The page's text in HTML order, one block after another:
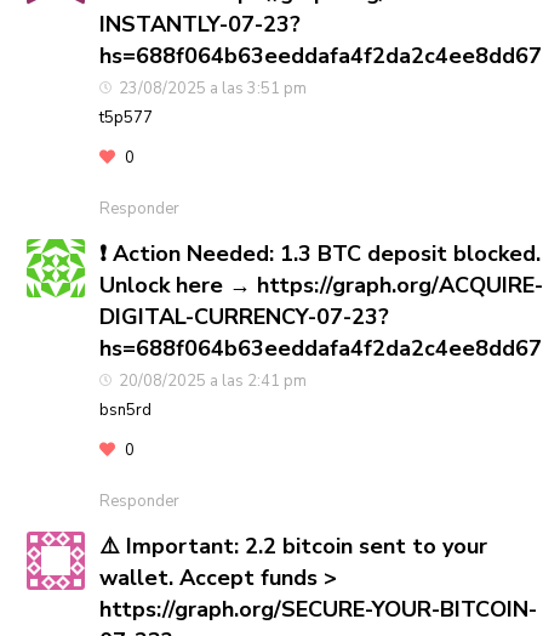
INSTANTLY-07-23?
23/08/2025 a las 3:51 pm
t5p577
0
Responder
❗ Action Needed: 1.3 BTC deposit blocked.
Unlock here → https://graph.org/ACQUIRE-
DIGITAL-CURRENCY-07-23?
20/08/2025 a las 2:41 pm
bsn5rd
0
Responder
⚠️ Important: 2.2 bitcoin sent to your
wallet. Accept funds >
https://graph.org/SECURE-YOUR-BITCOIN-